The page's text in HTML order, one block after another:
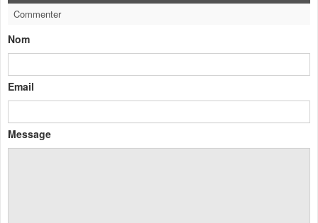
Commenter
Nom
Email
Message